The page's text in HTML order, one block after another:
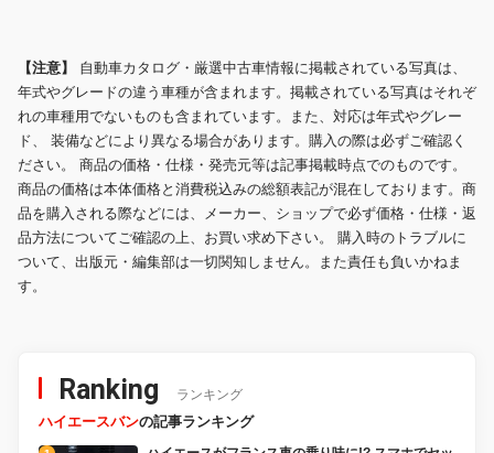
【注意】 自動車カタログ・厳選中古車情報に掲載されている写真は、
年式やグレードの違う車種が含まれます。掲載されている写真はそれぞ
れの車種用でないものも含まれています。また、対応は年式やグレー
ド、 装備などにより異なる場合があります。購入の際は必ずご確認く
ださい。 商品の価格・仕様・発売元等は記事掲載時点でのものです。
商品の価格は本体価格と消費税込みの総額表記が混在しております。商
品を購入される際などには、メーカー、ショップで必ず価格・仕様・返
品方法についてご確認の上、お買い求め下さい。 購入時のトラブルに
ついて、出版元・編集部は一切関知しません。また責任も負いかねま
す。
Ranking ランキング
ハイエースバンの記事ランキング